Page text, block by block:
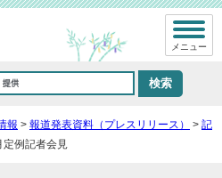
メニュー
報 > 報道発表資料（プレスリリース） > 記
例記者会見